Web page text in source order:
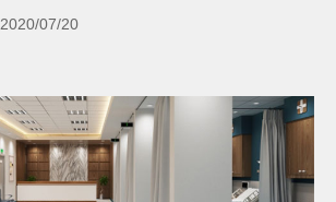
2020/07/20